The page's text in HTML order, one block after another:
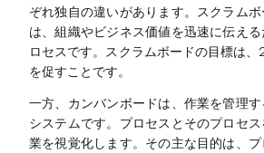
ぞれ独自の違いがあります。スクラム
は、組織やビジネス価値を迅速に伝え
ロセスです。スクラムボードの目標は
を促すことです。
一方、カンバンボードは、作業を管理
システムです。プロセスとそのプロセ
業を視覚化します。その主な目的は、